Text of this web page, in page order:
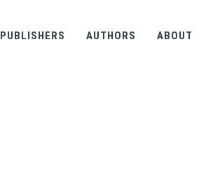
PUBLISHERS AUTHORS ABOUT